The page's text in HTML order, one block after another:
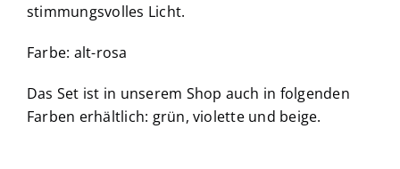
stimmungsvolles Licht.
Farbe: alt-rosa
Das Set ist in unserem Shop auch in folgenden
Farben erhältlich: grün, violette und beige.